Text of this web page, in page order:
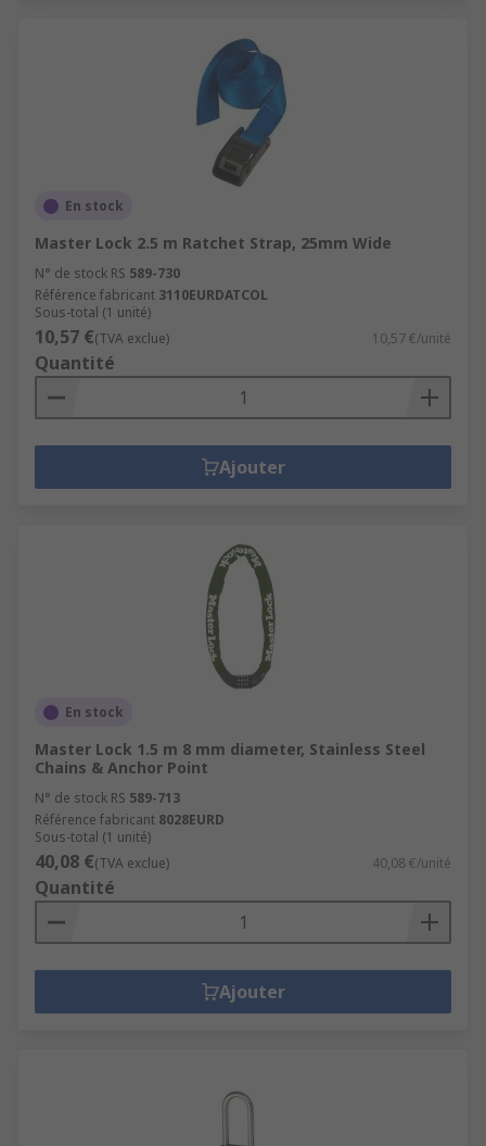
En stock
Master Lock 2.5 m Ratchet Strap, 25mm Wide
N° de stock RS 589-730
Référence fabricant 3110EURDATCOL
Sous-total (1 unité)
10,57 €(TVA exclue) 10,57 €/unité
Quantité
Ajouter
En stock
Master Lock 1.5 m 8 mm diameter, Stainless Steel
Chains & Anchor Point
N° de stock RS 589-713
Référence fabricant 8028EURD
Sous-total (1 unité)
40,08 €(TVA exclue) 40,08 €/unité
Quantité
Ajouter